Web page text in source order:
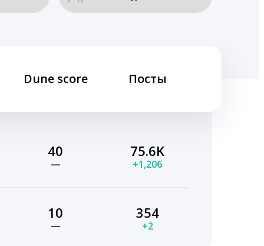
Dune score Посты
40
—
75.6K
+1,206
10
—
354
+2